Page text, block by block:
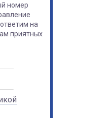
номер
на
приятных